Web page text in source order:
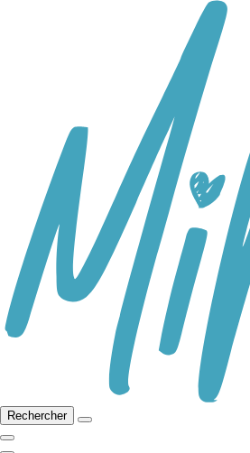
Rechercher